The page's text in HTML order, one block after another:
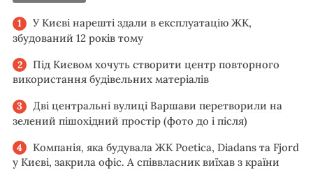
У Києві нарешті здали в експлуатацію ЖК,
збудований 12 років тому
Під Києвом хочуть створити центр повторного
використання будівельних матеріалів
Дві центральні вулиці Варшави перетворили на
зелений пішохідний простір (фото до і після)
Компанія, яка будувала ЖК Poetica, Diadans та Fjord
у Києві, закрила офіс. А співвласник виїхав з країни